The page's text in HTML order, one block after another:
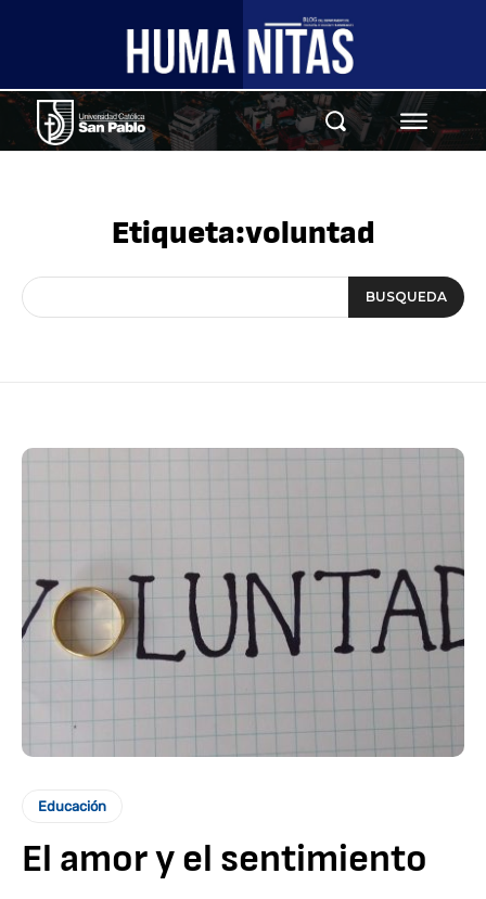
Etiqueta:voluntad
BUSQUEDA
Educación
El amor y el sentimiento